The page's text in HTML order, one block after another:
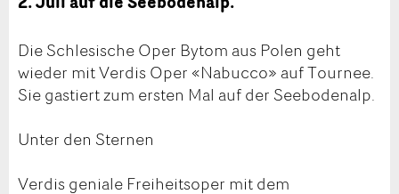
Die Schlesische Oper Bytom aus Polen geht
wieder mit Verdis Oper «Nabucco» auf Tournee.
Sie gastiert zum ersten Mal auf der Seebodenalp.
Unter den Sternen
Verdis geniale Freiheitsoper mit dem